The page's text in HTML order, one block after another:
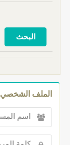
الملف الشخصي